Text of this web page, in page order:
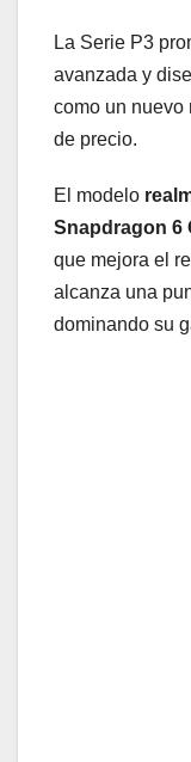
La Serie P3
avanzada y
como un nuevo
de precio.
El modelo
Snapdragon 6
que mejora el
alcanza una
dominando su